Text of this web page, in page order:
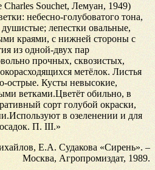
Souchet, Лемуан, 1949)
небесно-голубоватого тона,
лепестки овальные,
краями, с нижней стороны с
из одной-двух пар
прочных, сквозистых,
метёлок. Листья
острые. Кусты невысокие,
ветками.Цветёт обильно, в
сорт голубой окраски,
в озеленении и для
П. III.»
Е.А. Судакова «Сирень». –
Москва, Агропромиздат, 1989.